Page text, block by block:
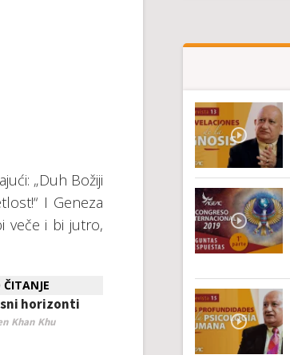
„Duh Božiji
I Geneza
veče i bi jutro,
ČITANJE
horizonti
Khan Khu